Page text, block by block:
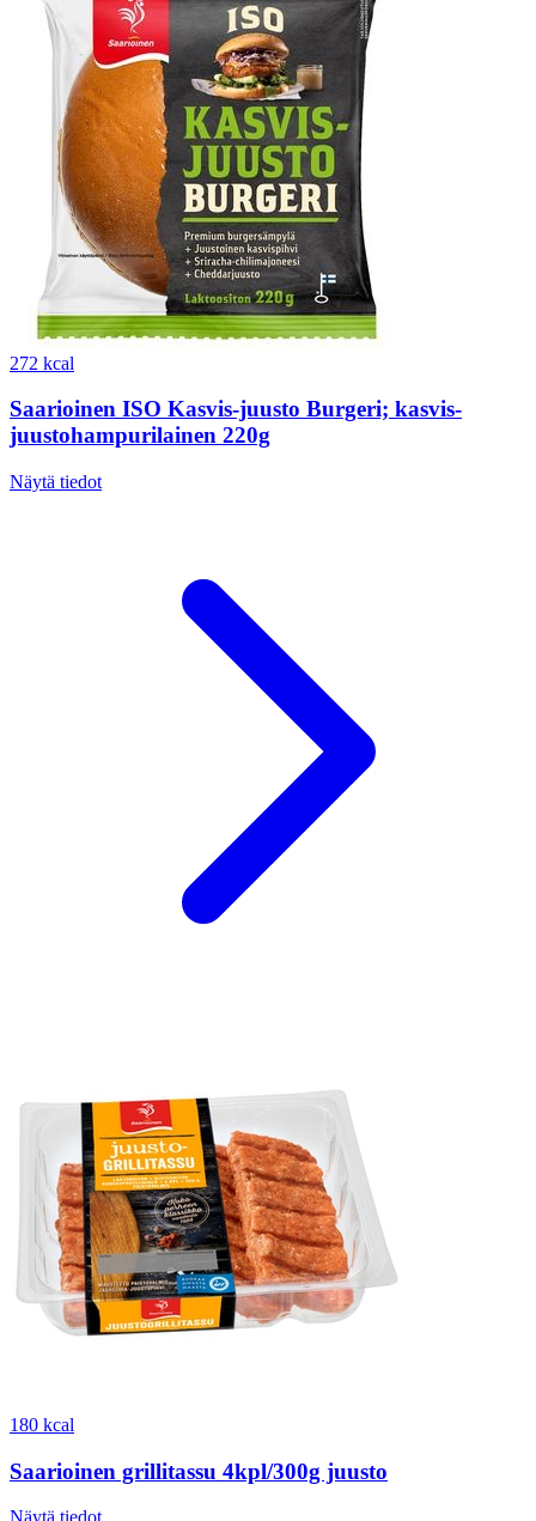
272 kcal
Saarioinen ISO Kasvis-juusto Burgeri; kasvis-
juustohampurilainen 220g
Näytä tiedot
180 kcal
Saarioinen grillitassu 4kpl/300g juusto